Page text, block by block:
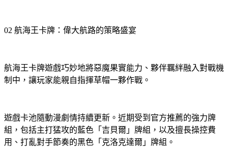
02 航海王卡牌：偉大航路的策略盛宴
航海王卡牌遊戲巧妙地將惡魔果實能力、夥伴羈絆融入對戰機
制中，讓玩家能親自指揮草帽一夥作戰。
遊戲卡池隨動漫劇情持續更新。近期受到官方推薦的強力牌
組，包括主打猛攻的藍色「吉貝爾」牌組，以及擅長操控費
用、打亂對手節奏的黑色「克洛克達爾」牌組。